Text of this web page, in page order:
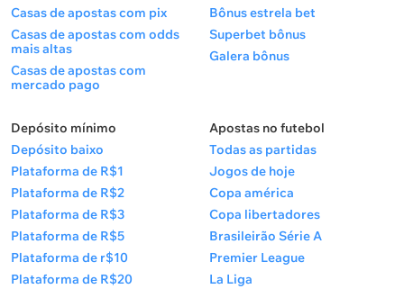
Casas de apostas com pix
Casas de apostas com odds
mais altas
Casas de apostas com
mercado pago
Bônus estrela bet
Superbet bônus
Galera bônus
Depósito mínimo
Depósito baixo
Plataforma de R$1
Plataforma de R$2
Plataforma de R$3
Plataforma de R$5
Plataforma de r$10
Plataforma de R$20
Apostas no futebol
Todas as partidas
Jogos de hoje
Copa américa
Copa libertadores
Brasileirão Série A
Premier League
La Liga